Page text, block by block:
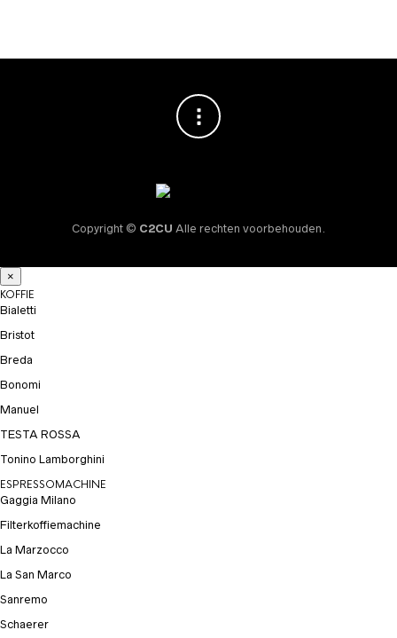
Copyright © C2CU Alle rechten voorbehouden.
×
KOFFIE
Bialetti
Bristot
Breda
Bonomi
Manuel
TESTA ROSSA
Tonino Lamborghini
ESPRESSOMACHINE
Gaggia Milano
Filterkoffiemachine
La Marzocco
La San Marco
Sanremo
Schaerer